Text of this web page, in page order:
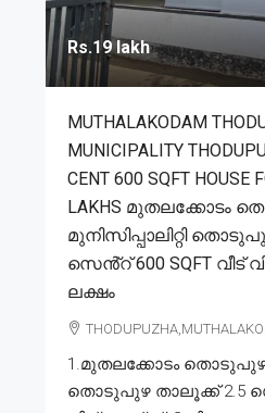
Rs.19 lakh
MUTHALAKODAM
MUNICIPALITY
CENT 600 SQFT HOUSE
LAKHS മുതലക്കോടം
മുനിസിപ്പാലിറ്റി
സെൻ്റ് 600 SQFT വീട്
ലക്ഷം
1.മുതലക്കോടം തൊടുപുഴ
തൊടുപുഴ താലൂക്ക് 2.5